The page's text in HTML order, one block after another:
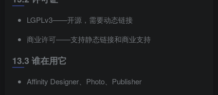
LGPLv3——开源，需要动态链接
商业许可——支持静态链接和商业支持
13.3 谁在用它
Affinity Designer、Photo、Publisher